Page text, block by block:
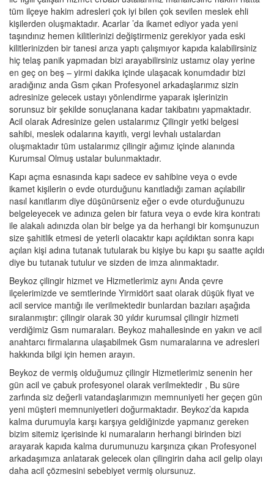
tüm ilçeye hakim adresleri çok iyi bilen çok sevilen meslek ehli
kişilerden oluşmaktadır. Acarlar ’da ikamet ediyor yada yeni
taşındınız hemen kilitlerinizi değiştirmeniz gerekiyor yada eski
kilitlerinizden bir tanesi arıza yaptı çalışmıyor kapıda kalabilirsiniz
hiç telaş panik yapmadan bizi arayabilirsiniz ustamız olay yerine
en geç on beş – yirmi dakika içinde ulaşacak konumdadır bizi
aradığınız anda Gsm çıkan Profesyonel arkadaşlarımız sizin
adresinize gelecek ustayı yönlendirme yaparak işlerinizin
sorunsuz bir şekilde sonuçlanana kadar takibatını yapmaktadır.
Acil olarak Adresinize gelen ustalarımız Çilingir yetki belgesi
sahibi, meslek odalarına kayıtlı, vergi levhalı ustalardan
oluşmaktadır tüm ustalarımız çilingir ağımız içinde alanında
Kurumsal Olmuş ustalar bulunmaktadır.
Kapı açma esnasında kapı sadece ev sahibine veya o evde
ikamet kişilerin o evde oturduğunu kanıtladığı zaman açılabilir
nasıl kanıtlarım diye düşünürseniz eğer o evde oturduğunuzu
belgeleyecek ve adınıza gelen bir fatura veya o evde kira kontratı
ile alakalı adınızda olan bir belge ya da herhangi bir komşunuzun
size şahitlik etmesi de yeterli olacaktır kapı açıldıktan sonra kapı
açılan kişi adına tutanak tutularak bu kişiye bu kapı şu saatte açıldı
diye bu tutanak tutulur ve sizden de imza alınmaktadır.
Beykoz çilingir hizmet ve Hizmetlerimiz aynı Anda çevre
ilçelerimizde ve semtlerinde Yirmidört saat olarak düşük fiyat ve
acil service mantığı ile verilmektedir bunlardan bazıları aşağıda
sıralanmıştır: çilingir olarak 30 yıldır kurumsal çilingir hizmeti
verdiğimiz Gsm numaraları. Beykoz mahallesinde en yakın ve acil
anahtarcı firmalarına ulaşabilmek Gsm numaralarına ve adresleri
hakkında bilgi için hemen arayın.
Beykoz de vermiş olduğumuz çilingir Hizmetlerimiz senenin her
gün acil ve çabuk profesyonel olarak verilmektedir , Bu süre
zarfında siz değerli vatandaşlarımızın memnuniyeti her geçen gün
yeni müşteri memnuniyetleri doğurmaktadır. Beykoz’da kapıda
kalma durumuyla karşı karşıya geldiğinizde yapmanız gereken
bizim sitemiz içerisinde ki numaraların herhangi birinden bizi
arayarak kapıda kalma durumunuzu karşınıza çıkan Profesyonel
arkadaşımıza anlatarak gelecek olan çilingirin daha acil gelip olayı
daha acil çözmesini sebebiyet vermiş olursunuz.